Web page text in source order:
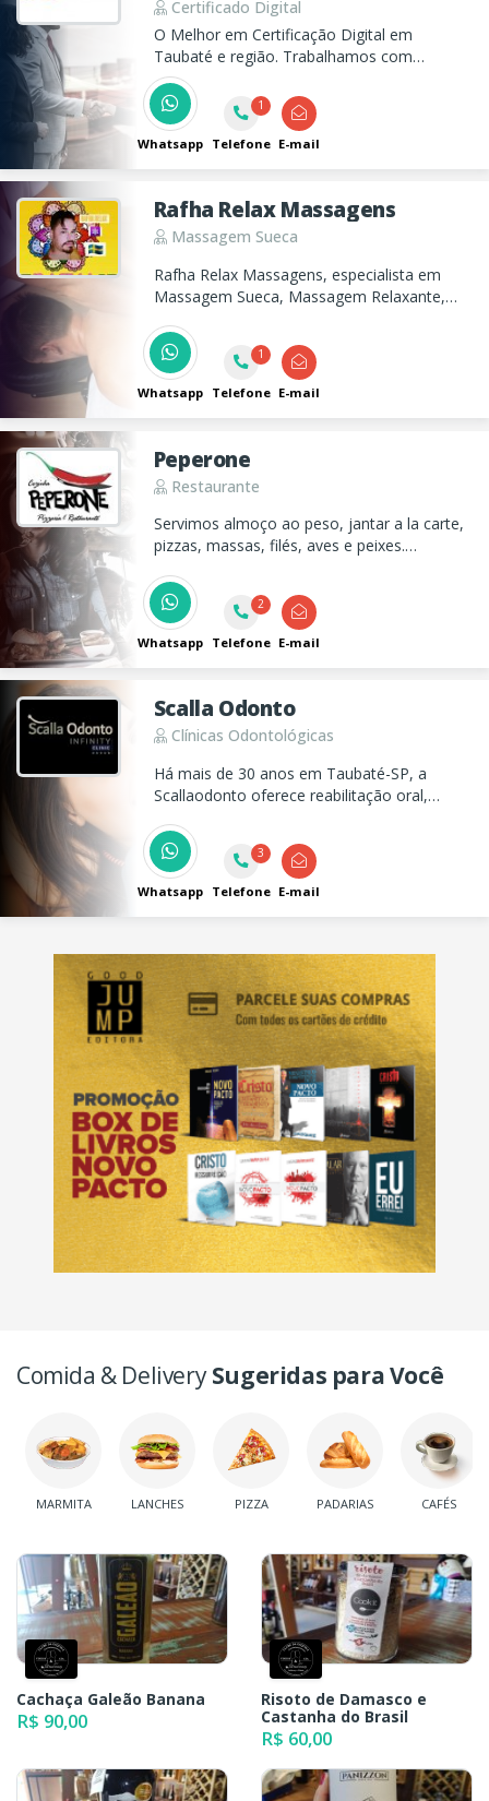
Certificado Digital
O Melhor em Certificação Digital em
Taubaté e região. Trabalhamos com
emissão de certificados digitais
Whatsapp
1
Telefone E-mail
Rafha Relax Massagens
Massagem Sueca
Rafha Relax Massagens, especialista em
Massagem Sueca, Massagem Relaxante,
Sensitive para bem-estar profundo. Agende
agora!
Whatsapp
1
Telefone E-mail
Peperone
Restaurante
Servimos almoço ao peso, jantar a la carte,
pizzas, massas, filés, aves e peixes.
livre.
Whatsapp
2
Telefone E-mail
Scalla Odonto
Clínicas Odontológicas
Há mais de 30 anos em Taubaté-SP, a
Scallaodonto oferece reabilitação oral,
avançada, atendimento personalizado e
qualidade em todas as especialidades
odontológicas.
Whatsapp
3
Telefone E-mail
Comida & DeliverySugeridas para Você
MARMITA LANCHES PIZZA PADARIAS CAFÉS
Cachaça Galeão Banana
R$ 90,00
Risoto de Damasco e
Castanha do Brasil
R$ 60,00